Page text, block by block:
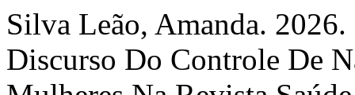
Silva Leão, Amanda.
Discurso Do Controle De